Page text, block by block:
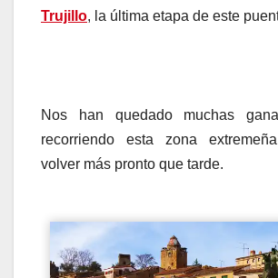
Trujillo, la última etapa de este
Nos han quedado muchas
recorriendo esta zona
volver más pronto que tarde.